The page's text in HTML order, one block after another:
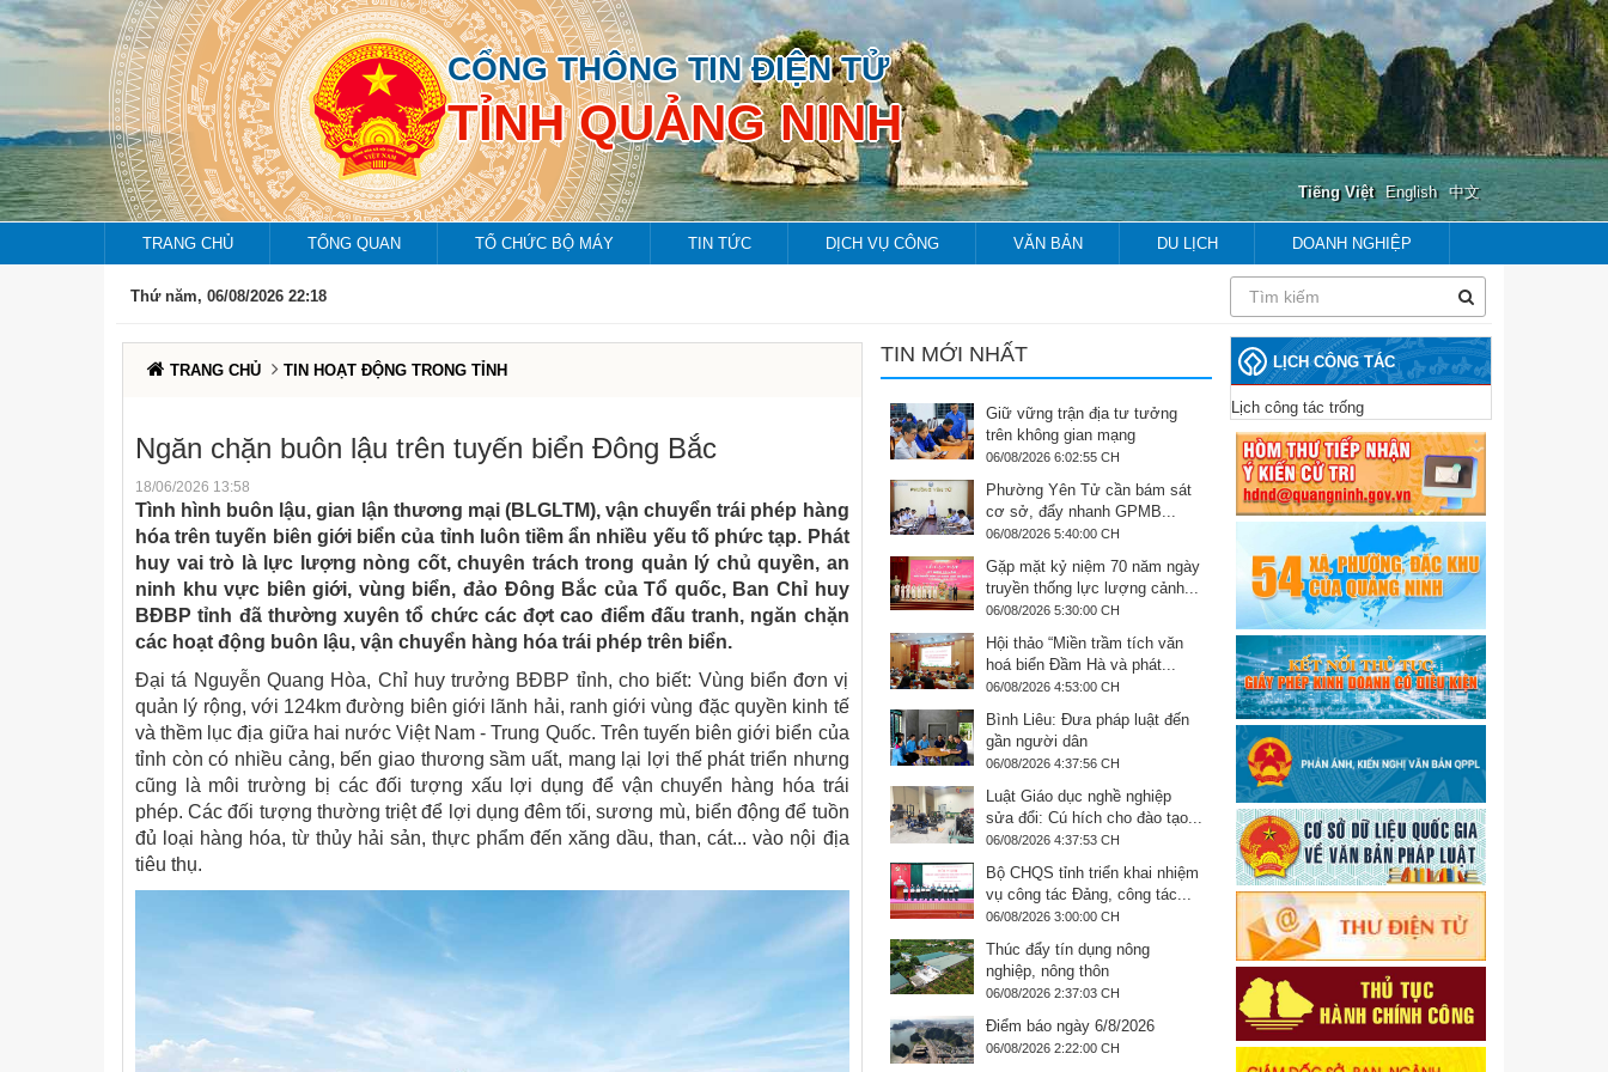
next
CỔNG THÔNG TIN ĐIỆN TỬ
TỈNH QUẢNG NINH
Tiếng Việt English 中文
TRANG CHỦ TỔNG QUAN TỔ CHỨC BỘ MÁY TIN TỨC DỊCH VỤ CÔNG VĂN BẢN DU LỊCH DOANH NGHIỆP
Thứ năm, 06/08/2026 22:18
TRANG CHỦ TIN HOẠT ĐỘNG TRONG TỈNH
Ngăn chặn buôn lậu trên tuyến biển Đông Bắc
18/06/2026 13:58
Tình hình buôn lậu, gian lận thương mại (BLGLTM), vận chuyển trái phép hàng
hóa trên tuyến biên giới biển của tỉnh luôn tiềm ẩn nhiều yếu tố phức tạp. Phát
huy vai trò là lực lượng nòng cốt, chuyên trách trong quản lý chủ quyền, an
ninh khu vực biên giới, vùng biển, đảo Đông Bắc của Tổ quốc, Ban Chỉ huy
BĐBP tỉnh đã thường xuyên tổ chức các đợt cao điểm đấu tranh, ngăn chặn
các hoạt động buôn lậu, vận chuyển hàng hóa trái phép trên biển.
Đại tá Nguyễn Quang Hòa, Chỉ huy trưởng BĐBP tỉnh, cho biết: Vùng biển đơn vị
quản lý rộng, với 124km đường biên giới lãnh hải, ranh giới vùng đặc quyền kinh tế
và thềm lục địa giữa hai nước Việt Nam - Trung Quốc. Trên tuyến biên giới biển của
tỉnh còn có nhiều cảng, bến giao thương sầm uất, mang lại lợi thế phát triển nhưng
cũng là môi trường bị các đối tượng xấu lợi dụng để vận chuyển hàng hóa trái
phép. Các đối tượng thường triệt để lợi dụng đêm tối, sương mù, biển động để tuồn
đủ loại hàng hóa, từ thủy hải sản, thực phẩm đến xăng dầu, than, cát... vào nội địa
tiêu thụ.
TIN MỚI NHẤT
Giữ vững trận địa tư tưởng
trên không gian mạng
06/08/2026 6:02:55 CH
Phường Yên Tử cần bám sát
cơ sở, đẩy nhanh GPMB...
06/08/2026 5:40:00 CH
Gặp mặt kỷ niệm 70 năm ngày
truyền thống lực lượng cảnh...
06/08/2026 5:30:00 CH
Hội thảo “Miền trầm tích văn
hoá biển Đầm Hà và phát...
06/08/2026 4:53:00 CH
Bình Liêu: Đưa pháp luật đến
gần người dân
06/08/2026 4:37:56 CH
Luật Giáo dục nghề nghiệp
sửa đổi: Cú hích cho đào tạo...
06/08/2026 4:37:53 CH
Bộ CHQS tỉnh triển khai nhiệm
vụ công tác Đảng, công tác...
06/08/2026 3:00:00 CH
Thúc đẩy tín dụng nông
nghiệp, nông thôn
06/08/2026 2:37:03 CH
Điểm báo ngày 6/8/2026
06/08/2026 2:22:00 CH
LỊCH CÔNG TÁC
Lịch công tác trống